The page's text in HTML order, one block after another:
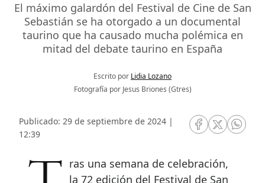
El máximo galardón del Festival de Cine de San
Sebastián se ha otorgado a un documental
taurino que ha causado mucha polémica en
mitad del debate taurino en España
Escrito por Lidia Lozano
Fotografía por Jesus Briones (Gtres)
Publicado: 29 de septiembre de 2024 |
12:39
RRSS Facebook
RRSSRRSS
la 72 edición del Festival de San